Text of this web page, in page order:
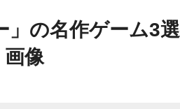
」の名作ゲーム3
像